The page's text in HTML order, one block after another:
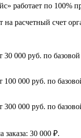
работает по 100%
на расчетный счет
30 000 руб. по
100 000 руб. по
300 000 руб. по
30 000 ₽.